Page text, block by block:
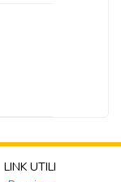
LINK UTILI